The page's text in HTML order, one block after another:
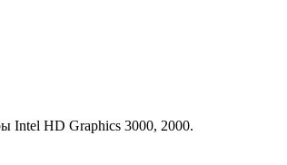
Intel HD Graphics 3000, 2000.